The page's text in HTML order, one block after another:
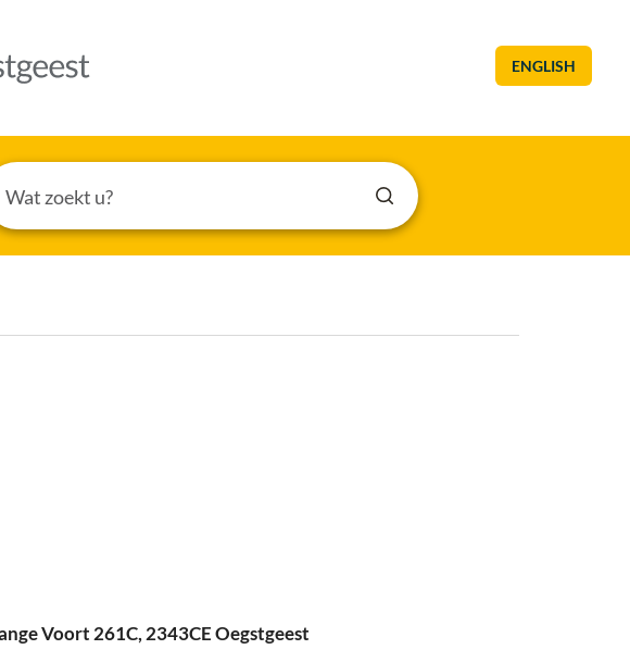
ENGLISH
Voort 261C, 2343CE Oegstgeest